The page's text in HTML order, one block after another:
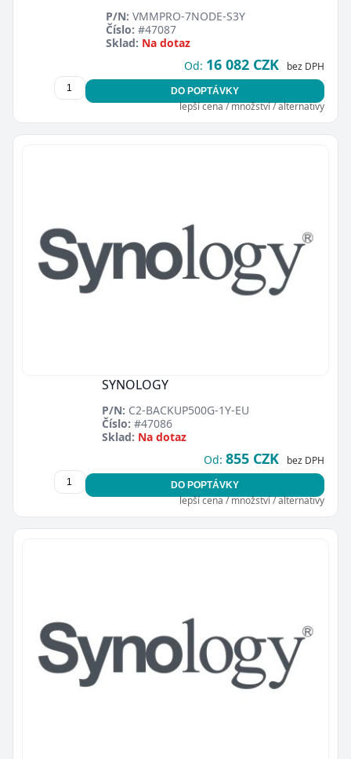
P/N: VMMPRO-7NODE-S3Y
Číslo: #47087
Sklad: Na dotaz
Od: 16 082 CZK bez DPH
DO POPTÁVKY
lepší cena / množství / alternativy
SYNOLOGY
P/N: C2-BACKUP500G-1Y-EU
Číslo: #47086
Sklad: Na dotaz
Od: 855 CZK bez DPH
DO POPTÁVKY
lepší cena / množství / alternativy